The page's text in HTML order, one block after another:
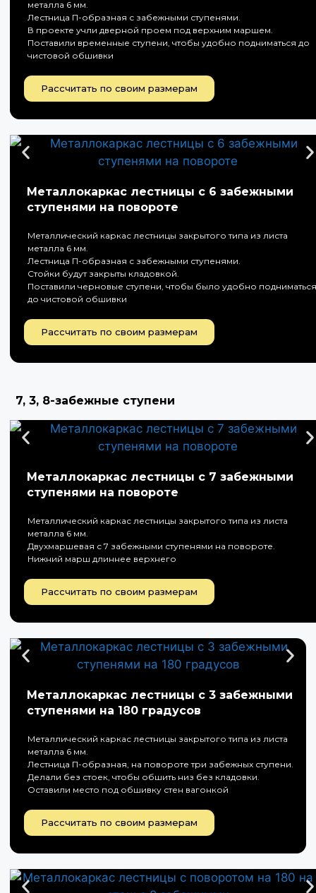
металла 6 мм.
Лестница П-образная с забежными ступенями.
В проекте учли дверной проем под верхним маршем.
Поставили временные ступени, чтобы удобно подниматься до
чистовой обшивки
Рассчитать по своим размерам
Металлокаркас лестницы с 6 забежными
ступенями на повороте
Металлический каркас лестницы закрытого типа из листа
металла 6 мм.
Лестница П-образная с забежными ступенями.
Стойки будут закрыты кладовкой.
Поставили черновые ступени, чтобы было удобно подниматься
до чистовой обшивки
Рассчитать по своим размерам
7, 3, 8-забежные ступени
Металлокаркас лестницы с 7 забежными
ступенями на повороте
Металлический каркас лестницы закрытого типа из листа
металла 6 мм.
Двухмаршевая с 7 забежными ступенями на повороте.
Нижний марш длиннее верхнего
Рассчитать по своим размерам
Металлокаркас лестницы с 3 забежными
ступенями на 180 градусов
Металлический каркас лестницы закрытого типа из листа
металла 6 мм.
Лестница П-образная, на повороте три забежных ступени.
Делали без стоек, чтобы обшить низ без кладовки.
Оставили место под обшивку стен вагонкой
Рассчитать по своим размерам